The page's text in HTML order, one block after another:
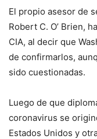
El propio asesor de
Robert C. O’ Brien,
CIA, al decir que
de confirmarlos,
sido cuestionadas.
Luego de que
coronavirus se
Estados Unidos y